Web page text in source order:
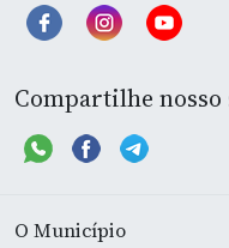
Compartilhe nosso
O Município